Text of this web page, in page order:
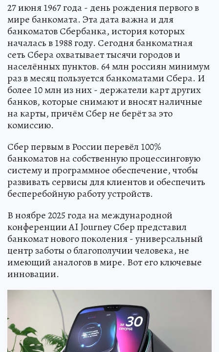
27 июня 1967 года - день рождения первого в
мире банкомата. Эта дата важна и для
банкоматов Сбербанка, история которых
началась в 1988 году. Сегодня банкоматная
сеть Сбера охватывает тысячи городов и
населённых пунктов. 64 млн россиян минимум
раз в месяц пользуется банкоматами Сбера. И
более 10 млн из них - держатели карт других
банков, которые снимают и вносят наличные
на карты, причём Сбер не берёт за это
комиссию.
Сбер первым в России перевёл 100%
банкоматов на собственную процессинговую
систему и программное обеспечение, чтобы
развивать сервисы для клиентов и обеспечить
бесперебойную работу устройств.
В ноябре 2025 года на международной
конференции AI Journey Сбер представил
банкомат нового поколения - универсальный
центр заботы о благополучии человека, не
имеющий аналогов в мире. Вот его ключевые
инновации.